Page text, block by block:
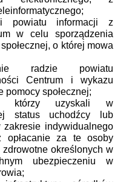
powiatu informacji z
w celu sporządzenia
o której mowa
radzie powiatu
Centrum i wykazu
pomocy społecznej;
którzy uzyskali w
status uchodźcy lub
zakresie indywidualnego
opłacanie za te osoby
określonych w
ubezpieczeniu w